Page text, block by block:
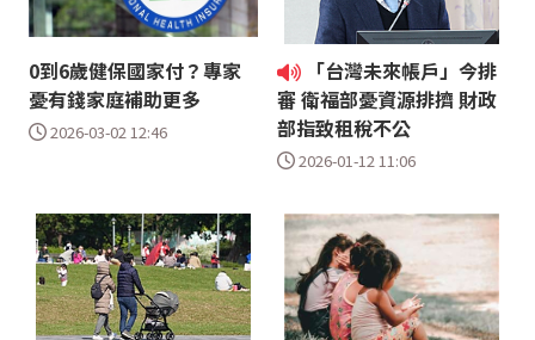
0到6歲健保國家付？專家
憂有錢家庭補助更多
2026-03-02 12:46
「台灣未來帳戶」今排
審 衛福部憂資源排擠 財政
部指致租稅不公
2026-01-12 11:06